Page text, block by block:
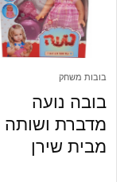
בובות משחק
בובה נועה
מדברת ושותה
מבית שירן